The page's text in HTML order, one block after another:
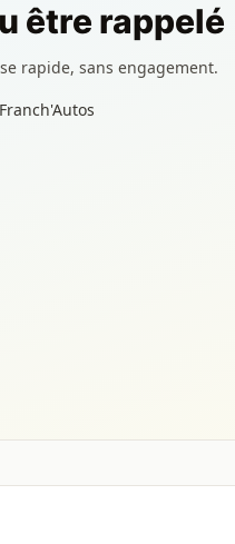
être rappelé
rapide, sans engagement.